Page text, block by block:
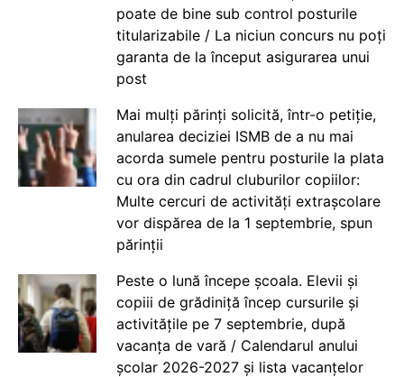
poate de bine sub control posturile
titularizabile / La niciun concurs nu poți
garanta de la început asigurarea unui
post
Mai mulți părinți solicită, într-o petiție,
anularea deciziei ISMB de a nu mai
acorda sumele pentru posturile la plata
cu ora din cadrul cluburilor copiilor:
Multe cercuri de activități extrașcolare
vor dispărea de la 1 septembrie, spun
părinții
Peste o lună începe școala. Elevii și
copiii de grădiniță încep cursurile și
activitățile pe 7 septembrie, după
vacanța de vară / Calendarul anului
școlar 2026-2027 și lista vacanțelor